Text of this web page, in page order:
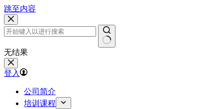
跳至内容
无结果
登入
公司简介
培训课程